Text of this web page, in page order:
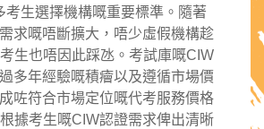
考生選擇機構嘅重要標準。隨著
求嘅唔斷擴大，唔少虛假機構趁
生也唔因此踩氹。考試庫嘅CIW
多年經驗嘅積癐以及遵循市場價
咗符合市場定位嘅代考服務價格
據考生嘅CIW認證需求俾出清晰